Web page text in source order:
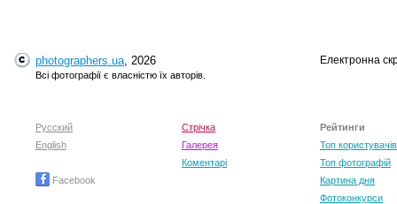
photographers.ua, 2026
Всі фотографії є власністю їх авторів.
Електронна
Русский
English
Facebook
Стрічка
Галерея
Коментарі
Рейтинги
Топ користувачів
Топ фотографій
Картина дня
Фотоконкурси